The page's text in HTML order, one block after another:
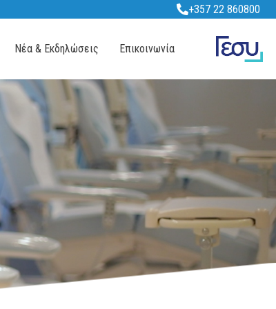
+357 22 860800
Νέα & Εκδηλώσεις Επικοινωνία